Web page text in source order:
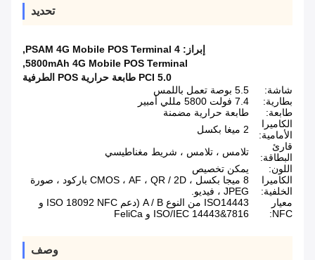
تحديد
إبراز: 4 PSAM 4G Mobile POS Terminal
,
5800mAh 4G Mobile POS Terminal
,
PCI 5.0 طابعة حرارية POS الطرفية
شاشة:
5.5 بوصة تعمل باللمس
بطارية:
7.4 فولت 5800 مللي أمبير
طابعة:
طابعة حرارية مضمنة
الكاميرا
الأمامية:
2 ميغا بكسل
قارئ
البطاقة:
تلامس ، تلامس ، شريط مغناطيسي
اللون:
يمكن تخصيص
الكاميرا
الخلفية:
8 ميجا بكسل ، CMOS ، AF ، QR / 2D باركود ، صورة
JPEG ، فيديو.
معيار
NFC:
ISO14443 من النوع A / B (دعم ISO 18092 NFC و
ISO/IEC 14443&7816 و FeliCa
وصف